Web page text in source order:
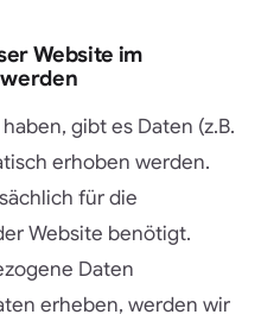
Website im
gibt es Daten (z.B.
erhoben werden.
für die
Website benötigt.
Daten
erheben, werden wir